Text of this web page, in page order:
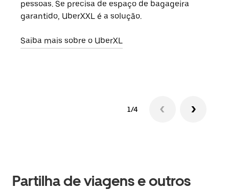
pessoas. Se precisa de espaço de bagageira
garantido, UberXXL é a solução.
Saiba mais sobre o UberXL
1/4
Partilha de viagens e outros